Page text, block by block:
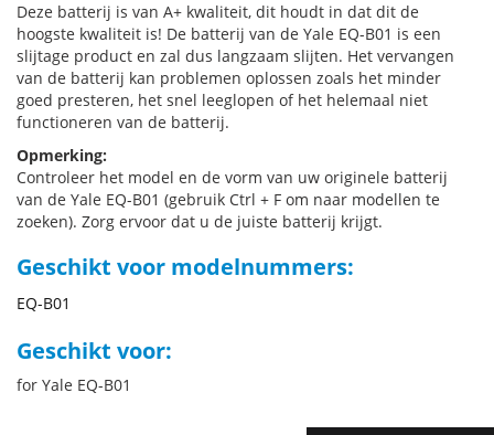
Deze batterij is van A+ kwaliteit, dit houdt in dat dit de
hoogste kwaliteit is! De batterij van de Yale EQ-B01 is een
slijtage product en zal dus langzaam slijten. Het vervangen
van de batterij kan problemen oplossen zoals het minder
goed presteren, het snel leeglopen of het helemaal niet
functioneren van de batterij.
Opmerking:
Controleer het model en de vorm van uw originele batterij
van de Yale EQ-B01 (gebruik Ctrl + F om naar modellen te
zoeken). Zorg ervoor dat u de juiste batterij krijgt.
Geschikt voor modelnummers:
EQ-B01
Geschikt voor:
for Yale EQ-B01